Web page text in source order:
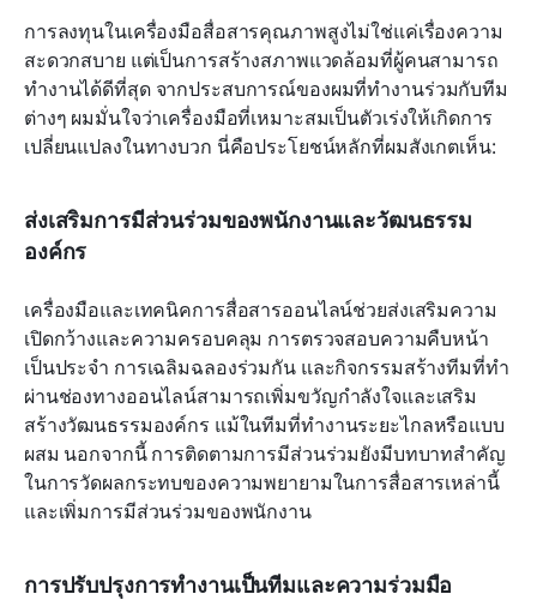
การลงทุนในเครื่องมือสื่อสารคุณภาพสูงไม่ใช่แค่เรื่องความ
สะดวกสบาย แต่เป็นการสร้างสภาพแวดล้อมที่ผู้คนสามารถ
ทำงานได้ดีที่สุด จากประสบการณ์ของผมที่ทำงานร่วมกับทีม
ต่างๆ ผมมั่นใจว่าเครื่องมือที่เหมาะสมเป็นตัวเร่งให้เกิดการ
เปลี่ยนแปลงในทางบวก นี่คือประโยชน์หลักที่ผมสังเกตเห็น:
ส่งเสริมการมีส่วนร่วมของพนักงานและวัฒนธรรม
องค์กร
เครื่องมือและเทคนิคการสื่อสารออนไลน์ช่วยส่งเสริมความ
เปิดกว้างและความครอบคลุม การตรวจสอบความคืบหน้า
เป็นประจำ การเฉลิมฉลองร่วมกัน และกิจกรรมสร้างทีมที่ทำ
ผ่านช่องทางออนไลน์สามารถเพิ่มขวัญกำลังใจและเสริม
สร้างวัฒนธรรมองค์กร แม้ในทีมที่ทำงานระยะไกลหรือแบบ
ผสม นอกจากนี้ การติดตามการมีส่วนร่วมยังมีบทบาทสำคัญ
ในการวัดผลกระทบของความพยายามในการสื่อสารเหล่านี้
และเพิ่มการมีส่วนร่วมของพนักงาน
การปรับปรุงการทำงานเป็นทีมและความร่วมมือ